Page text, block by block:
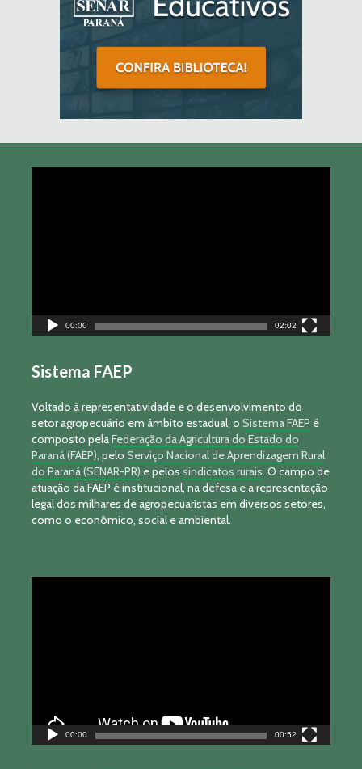
00:00 02:02
Sistema FAEP
Voltado à representatividade e o desenvolvimento do
setor agropecuário em âmbito estadual, o Sistema FAEP é
composto pelaFederação da Agricultura do Estado do
Paraná (FAEP), pelo Serviço Nacional de Aprendizagem Rural
do Paraná (SENAR-PR) e pelos sindicatos rurais. O campo de
atuação da FAEP é institucional, na defesa e a representação
legal dos milhares de agropecuaristas em diversos setores,
como o econômico, social e ambiental.
00:00 00:52